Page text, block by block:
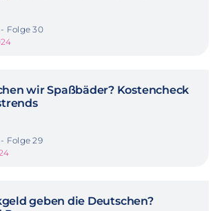
Folge 30
wir Spaßbäder? Kostencheck
Folge 29
geben die Deutschen?